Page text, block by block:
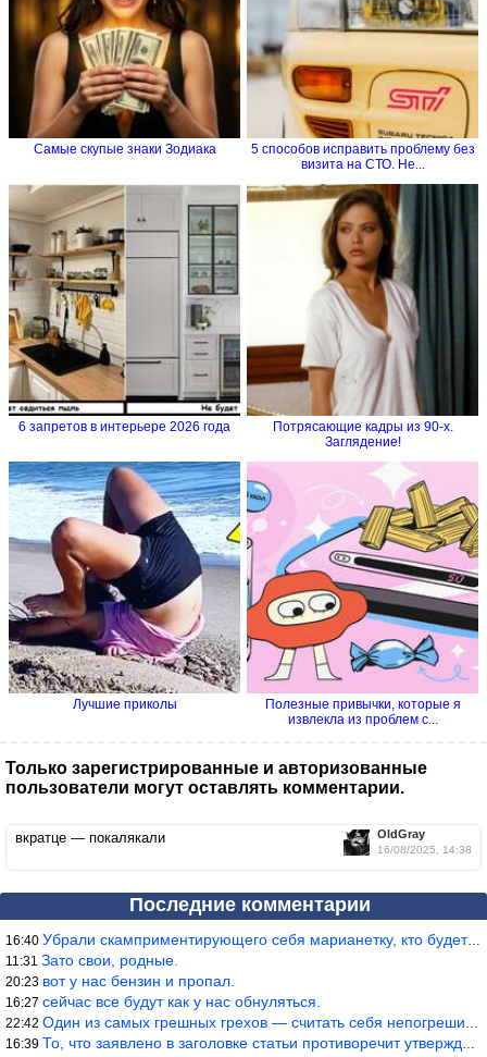
Самые скупые знаки Зодиака
5 способов исправить проблему без
визита на СТО. Не...
6 запретов в интерьере 2026 года
Потрясающие кадры из 90-х.
Заглядение!
Лучшие приколы
Полезные привычки, которые я
извлекла из проблем с...
Только зарегистрированные и авторизованные
пользователи могут оставлять комментарии.
OldGray
16/08/2025, 14:38
вкратце — покалякали
Последние комментарии
16:40 Убрали скамприментирующего себя марианетку, кто будет следующим…
11:31 Зато свои, родные.
20:23 вот у нас бензин и пропал.
16:27 сейчас все будут как у нас обнуляться.
22:42 Один из самых грешных грехов — считать себя непогрешимым.
16:39 То, что заявлено в заголовке статьи противоречит утверждению &qu